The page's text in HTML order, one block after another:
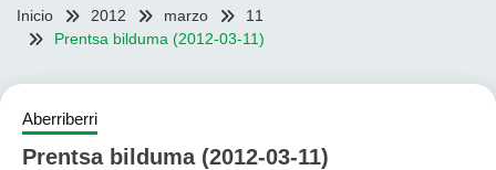
Inicio 2012 marzo
11
Prentsa bilduma (2012-03-11)
Aberriberri
Prentsa bilduma (2012-03-11)